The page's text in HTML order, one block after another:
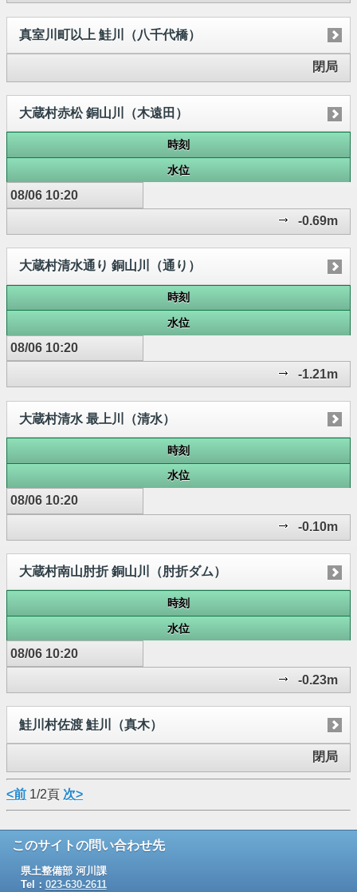
真室川町以上 鮭川（八千代橋）
閉局
大蔵村赤松 銅山川（木遠田）
時刻
水位
08/06 10:20
-0.69m
大蔵村清水通り 銅山川（通り）
時刻
水位
08/06 10:20
-1.21m
大蔵村清水 最上川（清水）
時刻
水位
08/06 10:20
-0.10m
大蔵村南山肘折 銅山川（肘折ダム）
時刻
水位
08/06 10:20
-0.23m
鮭川村佐渡 鮭川（真木）
閉局
<前 1/2頁 次>
このサイトの問い合わせ先
県土整備部 河川課
Tel： 023-630-2611